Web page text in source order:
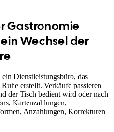
Gastronomie
Wechsel der
Dienstleistungsbüro, das
erstellt. Verkäufe passieren
der Tisch bedient wird oder nach
Kartenzahlungen,
Anzahlungen, Korrekturen